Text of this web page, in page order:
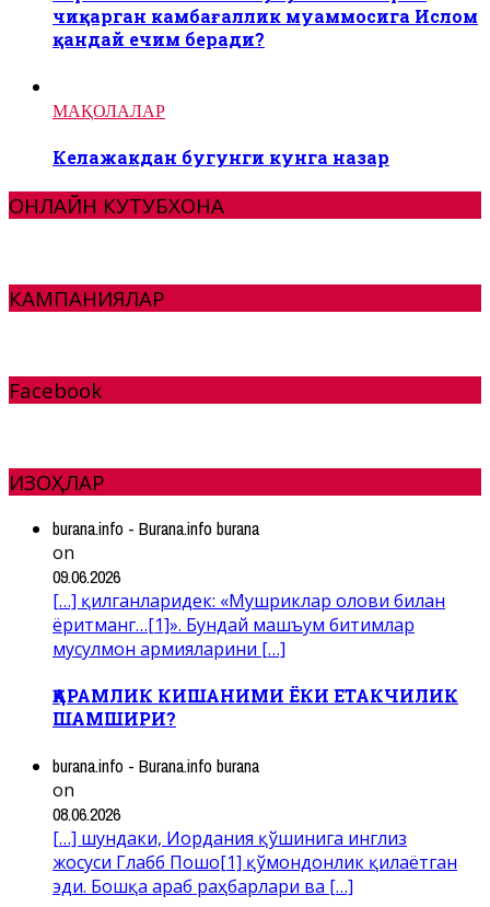
чиқарган камбағаллик муаммосига Ислом
қандай ечим беради?
МАҚОЛАЛАР
Келажакдан бугунги кунга назар
ОНЛАЙН КУТУБХОНА
КАМПАНИЯЛАР
Facebook
ИЗОҲЛАР
burana.info - Burana.info burana
on
09.06.2026
[…] қилганларидек: «Мушриклар олови билан
ёритманг…[1]». Бундай машъум битимлар
мусулмон армияларини […]
ҚАРАМЛИК КИШАНИМИ ЁКИ ЕТАКЧИЛИК
ШАМШИРИ?
burana.info - Burana.info burana
on
08.06.2026
[…] шундаки, Иордания қўшинига инглиз
жосуси Глабб Пошо[1] қўмондонлик қилаётган
эди. Бошқа араб раҳбарлари ва […]